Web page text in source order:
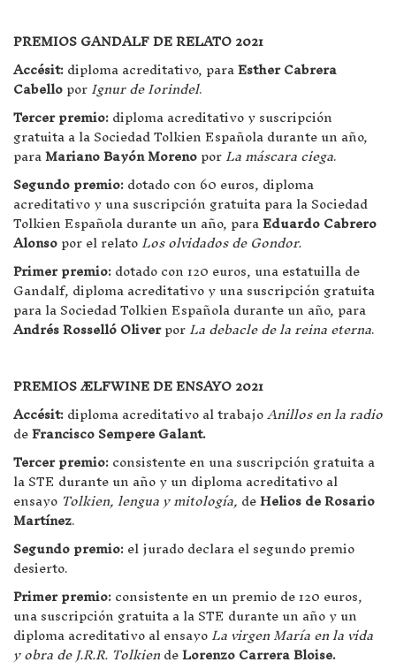
PREMIOS GANDALF DE RELATO 2021
Accésit:diploma acreditativo, paraEsther Cabrera
CabelloporIgnur de Iorindel.
Tercer premio:diploma acreditativo y suscripción
gratuita a la Sociedad Tolkien Española durante un año,
paraMariano Bayón MorenoporLa máscara ciega.
Segundo premio:dotado con 60 euros, diploma
acreditativo y una suscripción gratuita para la Sociedad
Tolkien Española durante un año, paraEduardo Cabrero
Alonsopor el relatoLos olvidados de Gondor.
Primer premio:dotado con 120 euros, una estatuilla de
Gandalf, diploma acreditativo y una suscripción gratuita
para la Sociedad Tolkien Española durante un año, para
Andrés Rosselló OliverporLa debacle de la reina eterna.
PREMIOS ÆLFWINE DE ENSAYO 2021
Accésit:diploma acreditativo al trabajoAnillos en la radio
deFrancisco Sempere Galant.
Tercer premio:consistente en una suscripción gratuita a
la STE durante un año y un diploma acreditativo al
ensayo Tolkien, lengua y mitología,deHelios de Rosario
Martínez.
Segundo premio:el jurado declara el segundo premio
desierto.
Primer premio:consistente en un premio de 120 euros,
una suscripción gratuita a la STE durante un año y un
diploma acreditativo al ensayoLa virgen María en la vida
y obra de J.R.R. TolkiendeLorenzo Carrera Bloise.